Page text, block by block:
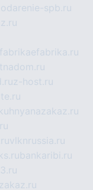
spb.ru
z-host.ru
vlknrussia.ru
bankaribi.ru